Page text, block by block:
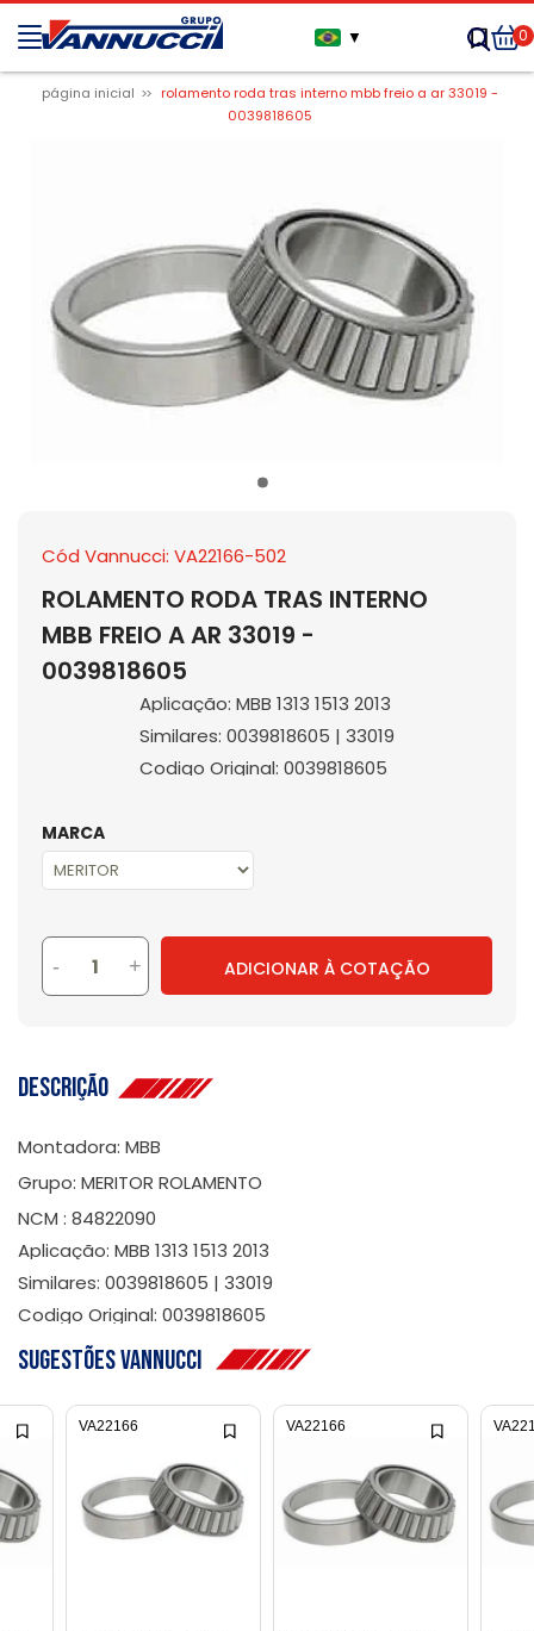
▼ 0
página inicial
rolamento roda tras interno mbb freio a ar 33019 -
0039818605
Cód Vannucci: VA22166-502
ROLAMENTO RODA TRAS INTERNO
MBB FREIO A AR 33019 -
0039818605
Aplicação: MBB 1313 1513 2013
Similares: 0039818605 | 33019
Codigo Original: 0039818605
MARCA
- + ADICIONAR À COTAÇÃO
Descrição
Montadora: MBB
Grupo: MERITOR ROLAMENTO
NCM : 84822090
Aplicação: MBB 1313 1513 2013
Similares: 0039818605 | 33019
Codigo Original: 0039818605
Sugestões Vannucci
VA22166 VA22166